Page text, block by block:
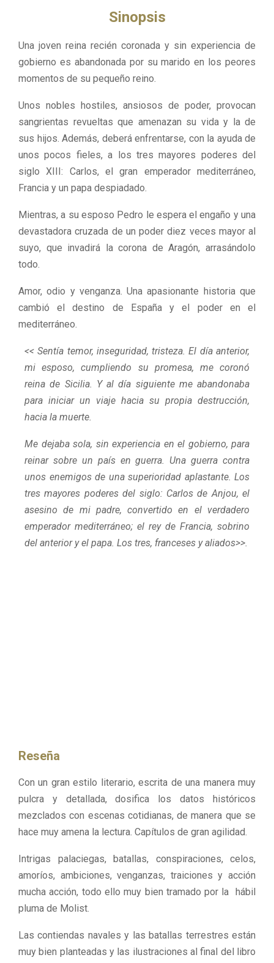
Sinopsis
Una joven reina recién coronada y sin experiencia de
gobierno es abandonada por su marido en los peores
momentos de su pequeño reino.
Unos nobles hostiles, ansiosos de poder, provocan
sangrientas revueltas que amenazan su vida y la de
sus hijos. Además, deberá enfrentarse, con la ayuda de
unos pocos fieles, a los tres mayores poderes del
siglo XIII: Carlos, el gran emperador mediterráneo,
Francia y un papa despiadado.
Mientras, a su esposo Pedro le espera el engaño y una
devastadora cruzada de un poder diez veces mayor al
suyo, que invadirá la corona de Aragón, arrasándolo
todo.
Amor, odio y venganza. Una apasionante historia que
cambió el destino de España y el poder en el
mediterráneo.
<< Sentía temor, inseguridad, tristeza. El día anterior,
mi esposo, cumpliendo su promesa, me coronó
reina de Sicilia. Y al día siguiente me abandonaba
para iniciar un viaje hacia su propia destrucción,
hacia la muerte.
Me dejaba sola, sin experiencia en el gobierno, para
reinar sobre un país en guerra. Una guerra contra
unos enemigos de una superioridad aplastante. Los
tres mayores poderes del siglo: Carlos de Anjou, el
asesino de mi padre, convertido en el verdadero
emperador mediterráneo; el rey de Francia, sobrino
del anterior y el papa. Los tres, franceses y aliados>>.
Reseña
Con un gran estilo literario, escrita de una manera muy
pulcra y detallada, dosifica los datos históricos
mezclados con escenas cotidianas, de manera que se
hace muy amena la lectura. Capítulos de gran agilidad.
Intrigas palaciegas, batallas, conspiraciones, celos,
amoríos, ambiciones, venganzas, traiciones y acción
mucha acción, todo ello muy bien tramado por la hábil
pluma de Molist.
Las contiendas navales y las batallas terrestres están
muy bien planteadas y las ilustraciones al final del libro